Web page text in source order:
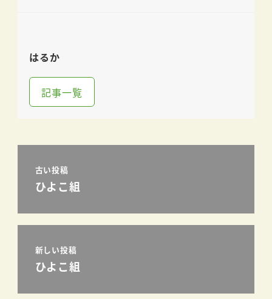
はるか
記事一覧
古い投稿
ひよこ組
新しい投稿
ひよこ組